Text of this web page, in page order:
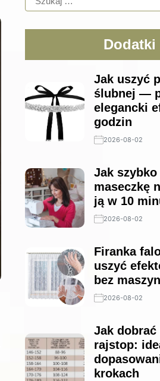
Dodatki
Jak uszyć
ślubnej —
elegancki
godzin
2026-08-02
Jak szybko
maseczkę
ją w 10
2026-08-02
Firanka
uszyć
bez
2026-08-02
Jak
rajstop:
krokach